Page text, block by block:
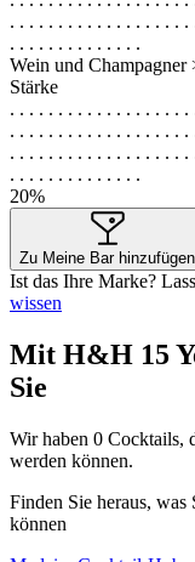
. . . . . . . . . . . . . . . . . .
. . . . . . . . . . . . . .
Wein und Champagner
Stärke
. . . . . . . . . . . . . . . . . .
. . . . . . . . . . . . . . . . . .
. . . . . . . . . . . . . . . . . .
. . . . . . . . . . . . . .
20%
Zu Meine Bar hinzufügen
Ist das Ihre Marke?
wissen
Mit H&H 15
Sie
Wir haben 0 Cocktails,
werden können.
Finden Sie heraus,
können